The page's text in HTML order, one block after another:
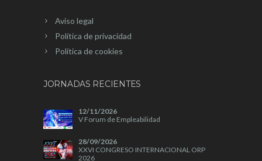
Aviso legal
Política de privacidad
Política de cookies
JORNADAS RECIENTES
12/11/2026
V Forum de Empleabilidad
28/09/2026
XXVI CONGRESO INTERNACIONAL ORP
2026